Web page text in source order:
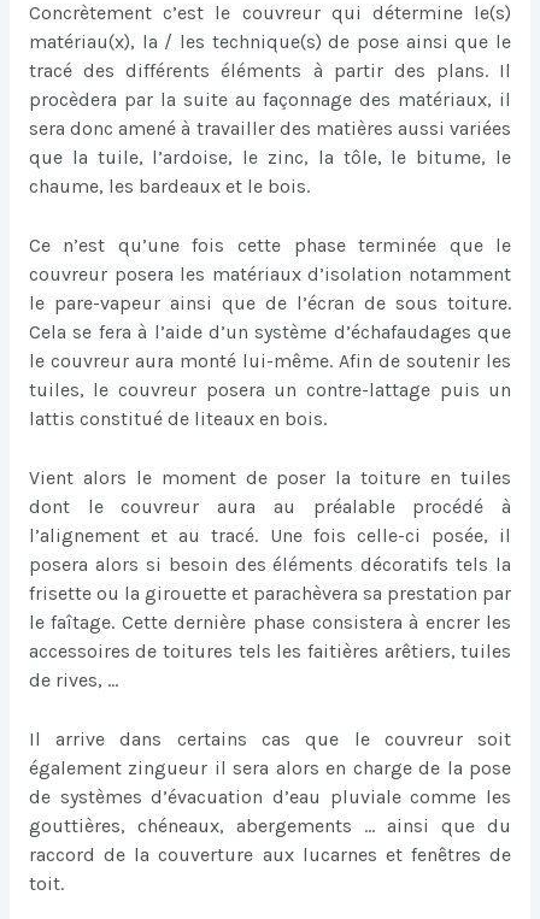
Concrètement c’est le couvreur qui détermine le(s)
matériau(x), la / les technique(s) de pose ainsi que le
tracé des différents éléments à partir des plans. Il
procèdera par la suite au façonnage des matériaux, il
sera donc amené à travailler des matières aussi variées
que la tuile, l’ardoise, le zinc, la tôle, le bitume, le
chaume, les bardeaux et le bois.
Ce n’est qu’une fois cette phase terminée que le
couvreur posera les matériaux d’isolation notamment
le pare-vapeur ainsi que de l’écran de sous toiture.
Cela se fera à l’aide d’un système d’échafaudages que
le couvreur aura monté lui-même. Afin de soutenir les
tuiles, le couvreur posera un contre-lattage puis un
lattis constitué de liteaux en bois.
Vient alors le moment de poser la toiture en tuiles
dont le couvreur aura au préalable procédé à
l’alignement et au tracé. Une fois celle-ci posée, il
posera alors si besoin des éléments décoratifs tels la
frisette ou la girouette et parachèvera sa prestation par
le faîtage. Cette dernière phase consistera à encrer les
accessoires de toitures tels les faitières arêtiers, tuiles
de rives, …
Il arrive dans certains cas que le couvreur soit
également zingueur il sera alors en charge de la pose
de systèmes d’évacuation d’eau pluviale comme les
gouttières, chéneaux, abergements … ainsi que du
raccord de la couverture aux lucarnes et fenêtres de
toit.